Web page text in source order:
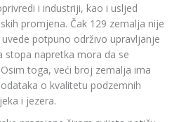
i industriji, kao i usljed
promjena. Čak 129 zemalja nije
potpuno održivo upravljanje
stopa napretka mora da se
toga, veći broj zemalja ima
o kvalitetu podzemnih
i jezera.